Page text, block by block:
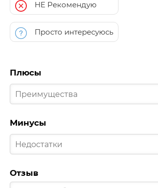
НЕ Рекомендую
Просто интересуюсь
Плюсы
Минусы
Отзыв